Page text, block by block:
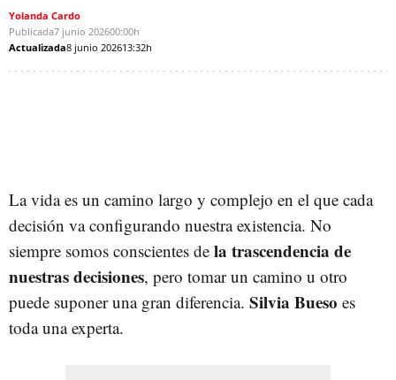
Yolanda Cardo
Publicada7 junio 202600:00h
Actualizada8 junio 202613:32h
La vida es un camino largo y complejo en el que cada
decisión va configurando nuestra existencia. No
siempre somos conscientes de la trascendencia de
nuestras decisiones, pero tomar un camino u otro
puede suponer una gran diferencia. Silvia Bueso es
toda una experta.